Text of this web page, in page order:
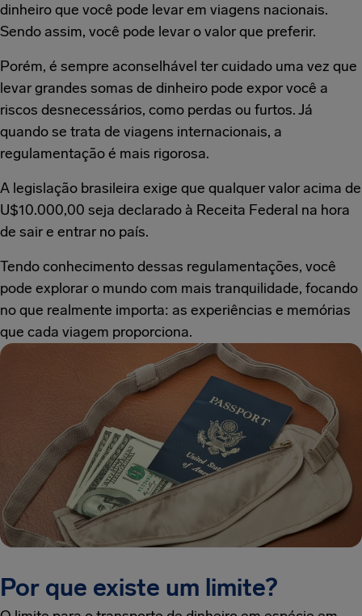
dinheiro que você pode levar em viagens nacionais.
Sendo assim, você pode levar o valor que preferir.
Porém, é sempre aconselhável ter cuidado uma vez que
levar grandes somas de dinheiro pode expor você a
riscos desnecessários, como perdas ou furtos. Já
quando se trata de viagens internacionais, a
regulamentação é mais rigorosa.
A legislação brasileira exige que qualquer valor acima de
U$10.000,00 seja declarado à Receita Federal na hora
de sair e entrar no país.
Tendo conhecimento dessas regulamentações, você
pode explorar o mundo com mais tranquilidade, focando
no que realmente importa: as experiências e memórias
que cada viagem proporciona.
Por que existe um limite?